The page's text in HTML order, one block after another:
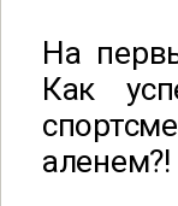
На
Как